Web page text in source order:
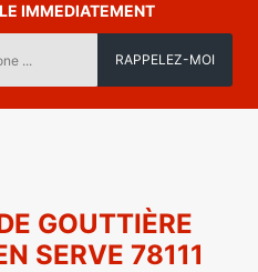
IMMEDIATEMENT
GOUTTIÈRE
SERVE 78111